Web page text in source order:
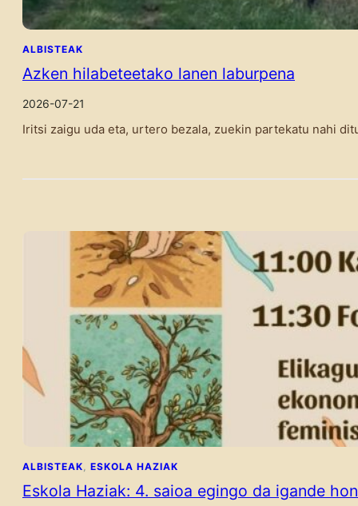
ALBISTEAK
Azken hilabeteetako lanen laburpena
2026-07-21
Iritsi zaigu uda eta, urtero bezala, zuekin partekatu nahi
ALBISTEAK ESKOLA HAZIAK
Eskola Haziak: 4. saioa egingo da igande